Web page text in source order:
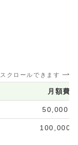
スクロールできます
月額費用
50,000円
100,000